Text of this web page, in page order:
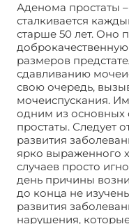
Аденома простаты
сталкивается
старше 50 лет. Оно
размеров
сдавливанию
свою очередь,
мочеиспускания.
одним из
простаты. Следует
развития
ярко выраженного
случаев просто
день причины
до конца не
развития
нарушения,